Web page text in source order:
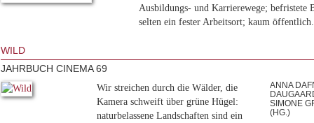
Ausbildungs- und Karrierewege; befristete
selten ein fester Arbeitsort; kaum öffentlich...
WILD
JAHRBUCH CINEMA 69
Wir streichen durch die Wälder, die
Kamera schweift über grüne Hügel:
naturbelassene Landschaften sind ein
ANNA
SIMONE
(HG.)